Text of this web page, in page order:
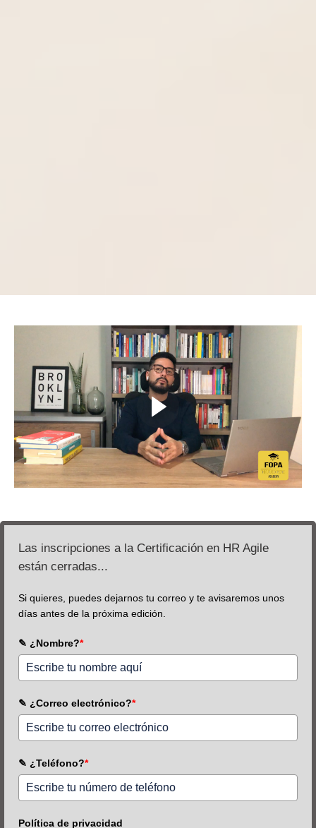
Las inscripciones a la Certificación en HR Agile
están cerradas...
Si quieres, puedes dejarnos tu correo y te avisaremos unos
días antes de la próxima edición.
✎ ¿Nombre?*
✎ ¿Correo electrónico?*
✎ ¿Teléfono?*
Política de privacidad